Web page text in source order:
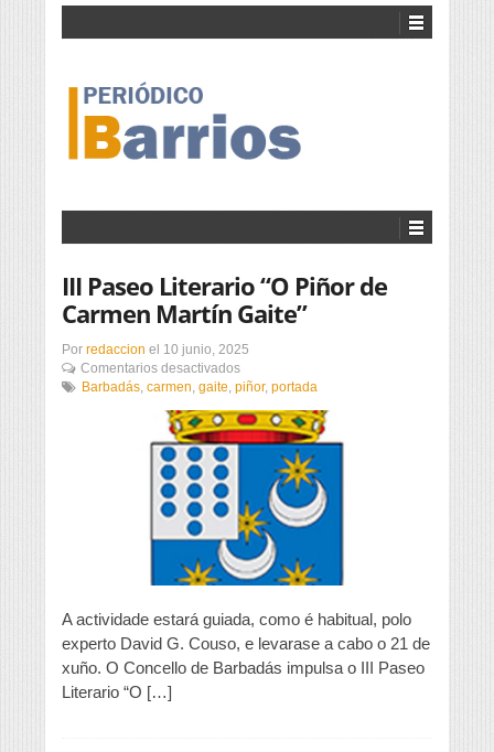
III Paseo Literario “O Piñor de
Carmen Martín Gaite”
Por redaccion el 10 junio, 2025
Comentarios desactivadosen
III
Literario
“O
Carmen
Martín
Gaite”
Barbadás, carmen, gaite, piñor, portada
A actividade estará guiada, como é habitual, polo
experto David G. Couso, e levarase a cabo o 21 de
xuño. O Concello de Barbadás impulsa o III Paseo
Literario “O […]